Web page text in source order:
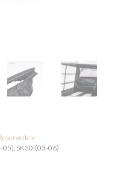
05), SK30i(03-06)